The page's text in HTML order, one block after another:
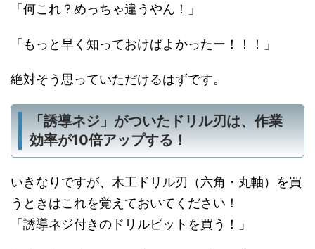
「何これ？めっちゃ違うやん！」
「もっと早く知っておけばよかったー！！！」
絶対そう思っていただけるはずです。
「誘導ネジ」がついたドリル刃は、作業
効率が10倍アップする！
いきなりですが、木工ドリル刃（六角・丸軸）を買
うときはこれを覚えておいてください！
「誘導ネジ付きのドリルビットを買う！」